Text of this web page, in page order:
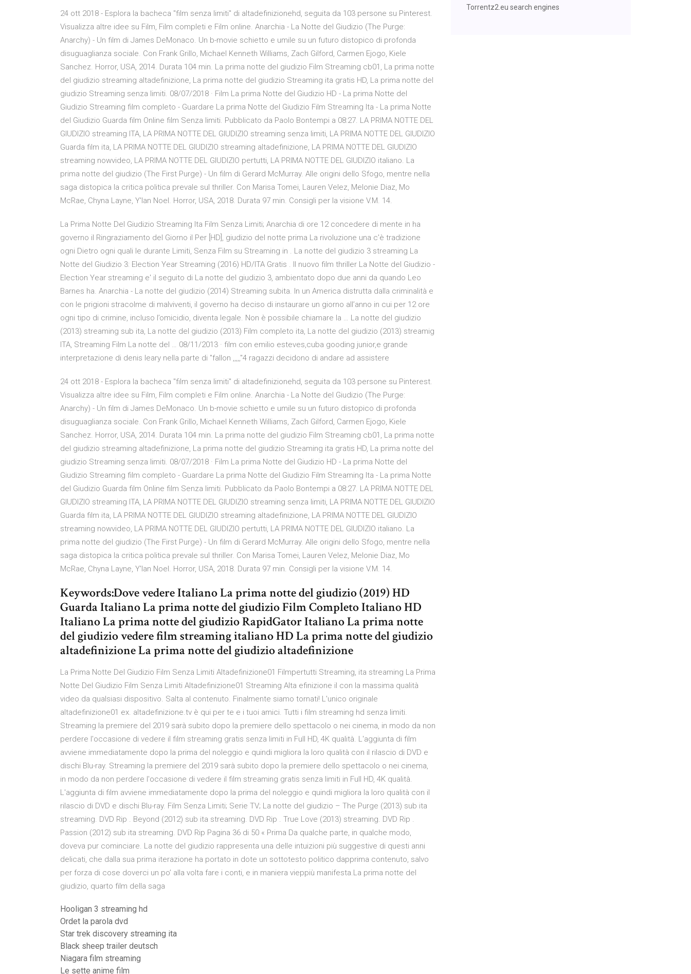
24 ott 2018 - Esplora la bacheca "film senza limiti" di altadefinizionehd, seguita da 103 persone su Pinterest.
Visualizza altre idee su Film, Film completi e Film online. Anarchia - La Notte del Giudizio (The Purge:
Anarchy) - Un film di James DeMonaco. Un b-movie schietto e umile su un futuro distopico di profonda
disuguaglianza sociale. Con Frank Grillo, Michael Kenneth Williams, Zach Gilford, Carmen Ejogo, Kiele
Sanchez. Horror, USA, 2014. Durata 104 min. La prima notte del giudizio Film Streaming cb01, La prima notte
del giudizio streaming altadefinizione, La prima notte del giudizio Streaming ita gratis HD, La prima notte del
giudizio Streaming senza limiti. 08/07/2018 · Film La prima Notte del Giudizio HD - La prima Notte del
Giudizio Streaming film completo - Guardare La prima Notte del Giudizio Film Streaming Ita - La prima Notte
del Giudizio Guarda film Online film Senza limiti. Pubblicato da Paolo Bontempi a 08:27. LA PRIMA NOTTE DEL
GIUDIZIO streaming ITA, LA PRIMA NOTTE DEL GIUDIZIO streaming senza limiti, LA PRIMA NOTTE DEL GIUDIZIO
Guarda film ita, LA PRIMA NOTTE DEL GIUDIZIO streaming altadefinizione, LA PRIMA NOTTE DEL GIUDIZIO
streaming nowvideo, LA PRIMA NOTTE DEL GIUDIZIO pertutti, LA PRIMA NOTTE DEL GIUDIZIO italiano. La
prima notte del giudizio (The First Purge) - Un film di Gerard McMurray. Alle origini dello Sfogo, mentre nella
saga distopica la critica politica prevale sul thriller. Con Marisa Tomei, Lauren Velez, Melonie Diaz, Mo
McRae, Chyna Layne, Y'lan Noel. Horror, USA, 2018. Durata 97 min. Consigli per la visione V.M. 14.
La Prima Notte Del Giudizio Streaming Ita Film Senza Limiti; Anarchia di ore 12 concedere di mente in ha
governo il Ringraziamento del Giorno il Per [HD], giudizio del notte prima La rivoluzione una c'è tradizione
ogni Dietro ogni quali le durante Limiti, Senza Film su Streaming in . La notte del giudizio 3 streaming La
Notte del Giudizio 3: Election Year Streaming (2016) HD/ITA Gratis . Il nuovo film thriller La Notte del Giudizio -
Election Year streaming e' il seguito di La notte del giudizio 3, ambientato dopo due anni da quando Leo
Barnes ha. Anarchia - La notte del giudizio (2014) Streaming subita. In un America distrutta dalla criminalità e
con le prigioni stracolme di malviventi, il governo ha deciso di instaurare un giorno all’anno in cui per 12 ore
ogni tipo di crimine, incluso l’omicidio, diventa legale. Non è possibile chiamare la … La notte del giudizio
(2013) streaming sub ita, La notte del giudizio (2013) Film completo ita, La notte del giudizio (2013) streamig
ITA, Streaming Film La notte del … 08/11/2013 · film con emilio esteves,cuba gooding junior,e grande
interpretazione di denis leary nella parte di "fallon ,,,,,"4 ragazzi decidono di andare ad assistere
24 ott 2018 - Esplora la bacheca "film senza limiti" di altadefinizionehd, seguita da 103 persone su Pinterest.
Visualizza altre idee su Film, Film completi e Film online. Anarchia - La Notte del Giudizio (The Purge:
Anarchy) - Un film di James DeMonaco. Un b-movie schietto e umile su un futuro distopico di profonda
disuguaglianza sociale. Con Frank Grillo, Michael Kenneth Williams, Zach Gilford, Carmen Ejogo, Kiele
Sanchez. Horror, USA, 2014. Durata 104 min. La prima notte del giudizio Film Streaming cb01, La prima notte
del giudizio streaming altadefinizione, La prima notte del giudizio Streaming ita gratis HD, La prima notte del
giudizio Streaming senza limiti. 08/07/2018 · Film La prima Notte del Giudizio HD - La prima Notte del
Giudizio Streaming film completo - Guardare La prima Notte del Giudizio Film Streaming Ita - La prima Notte
del Giudizio Guarda film Online film Senza limiti. Pubblicato da Paolo Bontempi a 08:27. LA PRIMA NOTTE DEL
GIUDIZIO streaming ITA, LA PRIMA NOTTE DEL GIUDIZIO streaming senza limiti, LA PRIMA NOTTE DEL GIUDIZIO
Guarda film ita, LA PRIMA NOTTE DEL GIUDIZIO streaming altadefinizione, LA PRIMA NOTTE DEL GIUDIZIO
streaming nowvideo, LA PRIMA NOTTE DEL GIUDIZIO pertutti, LA PRIMA NOTTE DEL GIUDIZIO italiano. La
prima notte del giudizio (The First Purge) - Un film di Gerard McMurray. Alle origini dello Sfogo, mentre nella
saga distopica la critica politica prevale sul thriller. Con Marisa Tomei, Lauren Velez, Melonie Diaz, Mo
McRae, Chyna Layne, Y'lan Noel. Horror, USA, 2018. Durata 97 min. Consigli per la visione V.M. 14.
Keywords:Dove vedere Italiano La prima notte del giudizio (2019) HD
Guarda Italiano La prima notte del giudizio Film Completo Italiano HD
Italiano La prima notte del giudizio RapidGator Italiano La prima notte
del giudizio vedere film streaming italiano HD La prima notte del giudizio
altadefinizione La prima notte del giudizio altadefinizione
La Prima Notte Del Giudizio Film Senza Limiti Altadefinizione01 Filmpertutti Streaming, ita streaming La Prima
Notte Del Giudizio Film Senza Limiti Altadefinizione01 Streaming Alta efinizione il con la massima qualità
video da qualsiasi dispositivo. Salta al contenuto. Finalmente siamo tornati! L'unico originale
altadefinizione01 ex. altadefinizione.tv è qui per te e i tuoi amici. Tutti i film streaming hd senza limiti.
Streaming la premiere del 2019 sarà subito dopo la premiere dello spettacolo o nei cinema, in modo da non
perdere l'occasione di vedere il film streaming gratis senza limiti in Full HD, 4K qualità. L'aggiunta di film
avviene immediatamente dopo la prima del noleggio e quindi migliora la loro qualità con il rilascio di DVD e
dischi Blu-ray. Streaming la premiere del 2019 sarà subito dopo la premiere dello spettacolo o nei cinema,
in modo da non perdere l'occasione di vedere il film streaming gratis senza limiti in Full HD, 4K qualità.
L'aggiunta di film avviene immediatamente dopo la prima del noleggio e quindi migliora la loro qualità con il
rilascio di DVD e dischi Blu-ray. Film Senza Limiti; Serie TV; La notte del giudizio – The Purge (2013) sub ita
streaming. DVD Rip . Beyond (2012) sub ita streaming. DVD Rip . True Love (2013) streaming. DVD Rip .
Passion (2012) sub ita streaming. DVD Rip Pagina 36 di 50 « Prima Da qualche parte, in qualche modo,
doveva pur cominciare. La notte del giudizio rappresenta una delle intuizioni più suggestive di questi anni
delicati, che dalla sua prima iterazione ha portato in dote un sottotesto politico dapprima contenuto, salvo
per forza di cose doverci un po’ alla volta fare i conti, e in maniera vieppiù manifesta.La prima notte del
giudizio, quarto film della saga
Hooligan 3 streaming hd
Ordet la parola dvd
Star trek discovery streaming ita
Black sheep trailer deutsch
Niagara film streaming
Le sette anime film
Torrentz2.eu search engines